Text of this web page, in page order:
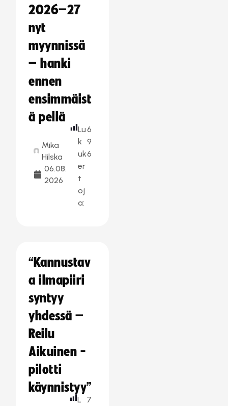
2026–27
nyt
myynnissä
– hanki
ennen
ensimmäist
ä peliä
Mika
Hilska
06.08.
2026
Lu
k
uk
er
t
oj
a:
6
9
6
“Kannustav
a ilmapiiri
syntyy
yhdessä –
Reilu
Aikuinen -
pilotti
käynnistyy”
L
7